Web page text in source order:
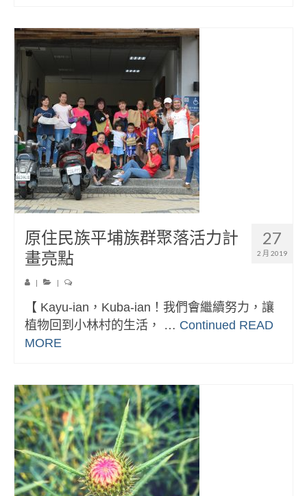
27
2 月 2019
原住民族平埔族群聚落活力計
畫亮點
| |
【 Kayu-ian，Kuba-ian！我們會繼續努力，讓
植物回到小林村的生活， … Continued READ
MORE